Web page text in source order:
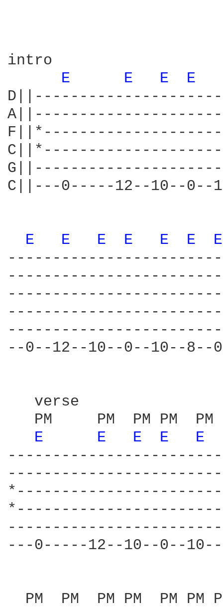
E
E E E
C||---0-----12--10--0--
E E E E E E
--0--12--10--0--10--
PM     PM  PM PM
E
E E E E
---0-----12--10--0--
PM  PM  PM PM  PM